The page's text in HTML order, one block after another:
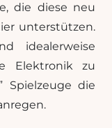
die diese neu
unterstützen.
idealerweise
Elektronik zu
Spielzeuge die